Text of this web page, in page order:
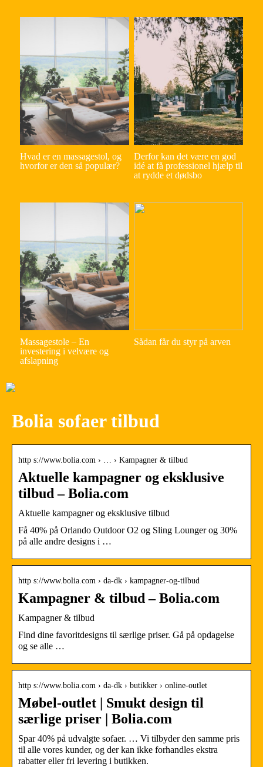
Hvad er en massagestol, og
hvorfor er den så populær?
Derfor kan det være en god
idé at få professionel hjælp til
at rydde et dødsbo
Massagestole – En
investering i velvære og
afslapning
Sådan får du styr på arven
Bolia sofaer tilbud
http s://www.bolia.com › … › Kampagner & tilbud
Aktuelle kampagner og eksklusive
tilbud – Bolia.com
Aktuelle kampagner og eksklusive tilbud
Få 40% på Orlando Outdoor O2 og Sling Lounger og 30%
på alle andre designs i …
http s://www.bolia.com › da-dk › kampagner-og-tilbud
Kampagner & tilbud – Bolia.com
Kampagner & tilbud
Find dine favoritdesigns til særlige priser. Gå på opdagelse
og se alle …
http s://www.bolia.com › da-dk › butikker › online-outlet
Møbel-outlet | Smukt design til
særlige priser | Bolia.com
Spar 40% på udvalgte sofaer. … Vi tilbyder den samme pris
til alle vores kunder, og der kan ikke forhandles ekstra
rabatter eller fri levering i butikken.